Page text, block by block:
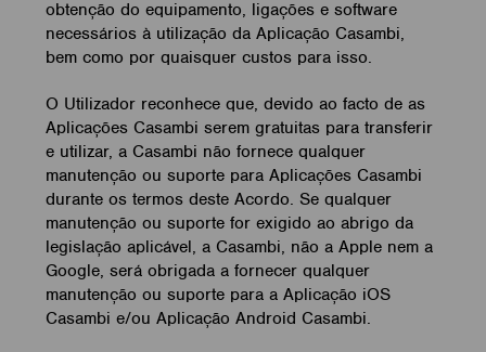
obtenção do equipamento, ligações e software
necessários à utilização da Aplicação Casambi,
bem como por quaisquer custos para isso.
O Utilizador reconhece que, devido ao facto de as
Aplicações Casambi serem gratuitas para transferir
e utilizar, a Casambi não fornece qualquer
manutenção ou suporte para Aplicações Casambi
durante os termos deste Acordo. Se qualquer
manutenção ou suporte for exigido ao abrigo da
legislação aplicável, a Casambi, não a Apple nem a
Google, será obrigada a fornecer qualquer
manutenção ou suporte para a Aplicação iOS
Casambi e/ou Aplicação Android Casambi.